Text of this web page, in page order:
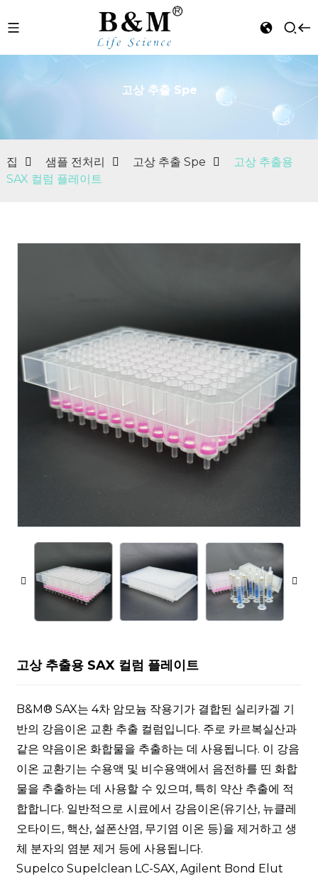
고상 추출 Spe
집 샘플 전처리 고상 추출 Spe
고상 추출용
SAX 컬럼 플레이트
고상 추출용 SAX 컬럼 플레이트
B&M® SAX는 4차 암모늄 작용기가 결합된 실리카겔 기
반의 강음이온 교환 추출 컬럼입니다. 주로 카르복실산과
같은 약음이온 화합물을 추출하는 데 사용됩니다. 이 강음
이온 교환기는 수용액 및 비수용액에서 음전하를 띤 화합
물을 추출하는 데 사용할 수 있으며, 특히 약산 추출에 적
합합니다. 일반적으로 시료에서 강음이온(유기산, 뉴클레
오타이드, 핵산, 설폰산염, 무기염 이온 등)을 제거하고 생
체 분자의 염분 제거 등에 사용됩니다.
Supelco Supelclean LC-SAX, Agilent Bond Elut